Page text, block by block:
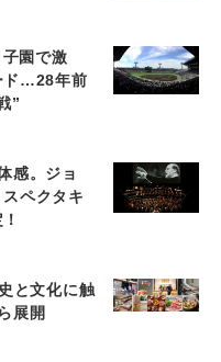
園で激
ド…28年前
”
感。ジョ
ペクタキ
と文化に触
展開